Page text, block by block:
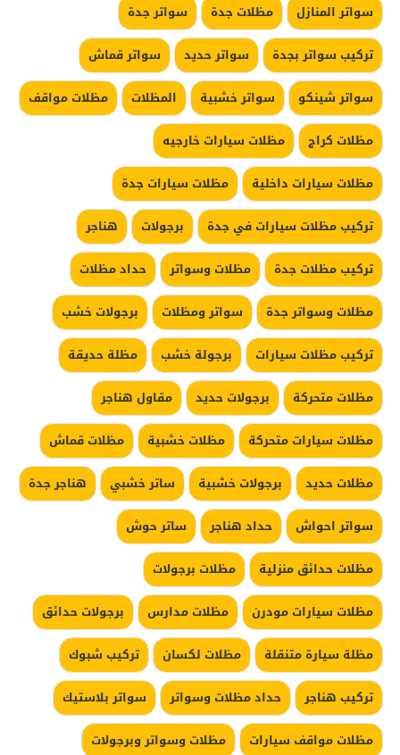
سواتر المنازل
مظلات جدة
سواتر جدة
تركيب سواتر بجدة
سواتر حديد
سواتر قماش
سواتر شينكو
سواتر خشبية المظلات
مظلات مواقف
مظلات كراج
مظلات سيارات خارجيه
مظلات سيارات داخلية
مظلات سيارات جدة
تركيب مظلات سيارات في جدة
برجولات
هناجر
تركيب مظلات جدة
مظلات وسواتر
حداد مظلات
مظلات وسواتر جدة
سواتر ومظلات
برجولات خشب
تركيب مظلات سيارات
برجولة خشب
مظلة حديقة
مظلات متحركة
برجولات حديد
مقاول هناجر
مظلات سيارات متحركة
مظلات خشبية
مظلات قماش
مظلات حديد
برجولات خشبية ساتر خشبي
هناجر جدة
سواتر احواش
حداد هناجر
ساتر حوش
مظلات حدائق منزلية
مظلات برجولات
مظلات سيارات مودرن
مظلات مدارس
برجولات حدائق
مظلة سيارة متنقلة
مظلات لكسان
تركيب شبوك
تركيب هناجر
حداد مظلات وسواتر
سواتر بلاستيك
مظلات مواقف سيارات
مظلات وسواتر وبرجولات